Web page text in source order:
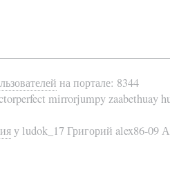
на портале: 8344
mirrorjumpy zaabethuay
у ludok_17 Григорий alex86-09